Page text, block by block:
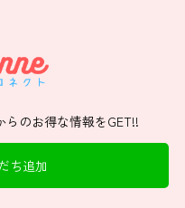
らのお得な情報をGET!!
ち追加